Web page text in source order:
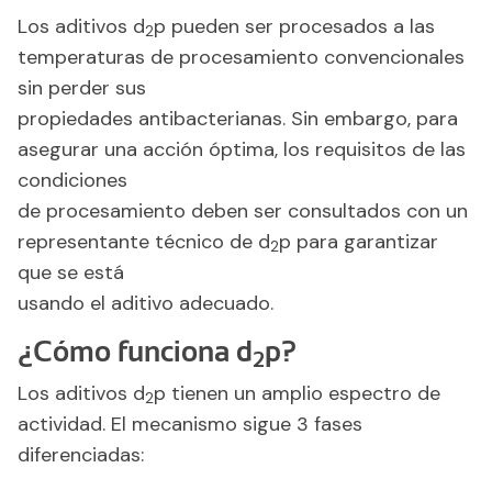
Los aditivos d2p pueden ser procesados a las
temperaturas de procesamiento convencionales
sin perder sus
propiedades antibacterianas. Sin embargo, para
asegurar una acción óptima, los requisitos de las
condiciones
de procesamiento deben ser consultados con un
representante técnico de d2p para garantizar
que se está
usando el aditivo adecuado.
¿Cómo funciona d2p?
Los aditivos d2p tienen un amplio espectro de
actividad. El mecanismo sigue 3 fases
diferenciadas: